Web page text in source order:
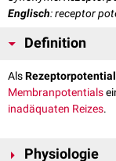
Englisch: receptor
Definition
AlsRezeptorpotential
Membranpotentials
inadäquaten Reizes.
Physiologie